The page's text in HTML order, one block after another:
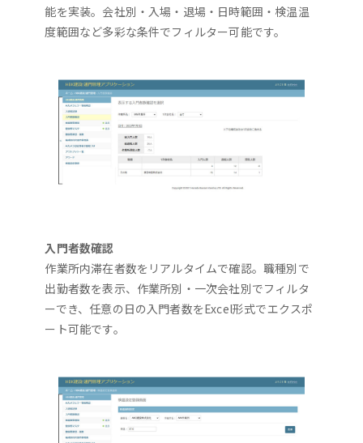
能を実装。会社別・入場・退場・日時範囲・検温温
度範囲など多彩な条件でフィルター可能です。
入門者数確認
作業所内滞在者数をリアルタイムで確認。職種別で
出勤者数を表示、作業所別・一次会社別でフィルタ
ーでき、任意の日の入門者数をExcel形式でエクスポ
ート可能です。